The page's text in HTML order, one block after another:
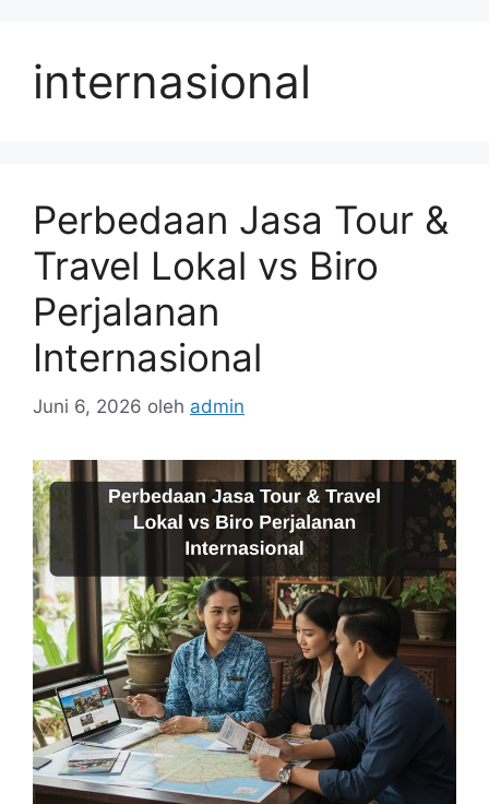
internasional
Perbedaan Jasa Tour &
Travel Lokal vs Biro
Perjalanan
Internasional
Juni 6, 2026 oleh admin